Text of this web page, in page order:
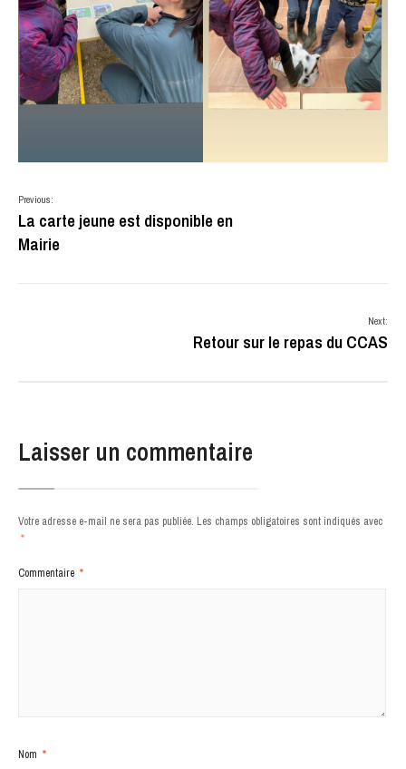
Previous:
La carte jeune est disponible en
Mairie
Next:
Retour sur le repas du CCAS
Laisser un commentaire
Votre adresse e-mail ne sera pas publiée. Les champs obligatoires sont indiqués avec
*
Commentaire *
Nom *